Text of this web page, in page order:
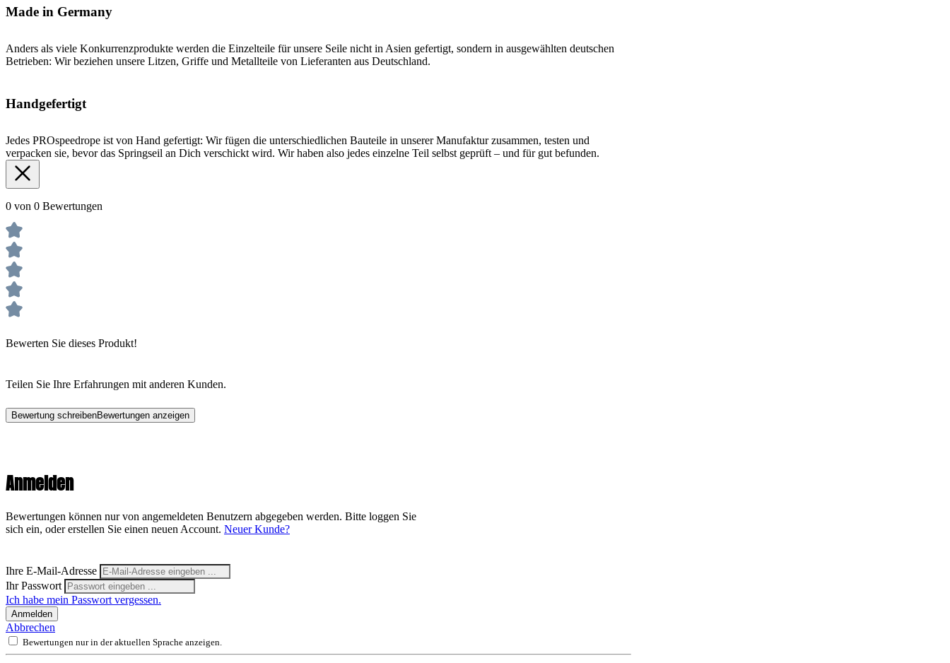
Made in Germany
Anders als viele Konkurrenzprodukte werden die Einzelteile für unsere Seile nicht in Asien gefertigt, sondern in ausgewählten deutschen
Betrieben: Wir beziehen unsere Litzen, Griffe und Metallteile von Lieferanten aus Deutschland.
Handgefertigt
Jedes PROspeedrope ist von Hand gefertigt: Wir fügen die unterschiedlichen Bauteile in unserer Manufaktur zusammen, testen und
verpacken sie, bevor das Springseil an Dich verschickt wird. Wir haben also jedes einzelne Teil selbst geprüft – und für gut befunden.
0 von 0 Bewertungen
Bewerten Sie dieses Produkt!
Teilen Sie Ihre Erfahrungen mit anderen Kunden.
Bewertung schreibenBewertungen anzeigen
Anmelden
Bewertungen können nur von angemeldeten Benutzern abgegeben werden. Bitte loggen Sie
sich ein, oder erstellen Sie einen neuen Account. Neuer Kunde?
Ihre E-Mail-Adresse
Ihr Passwort
Ich habe mein Passwort vergessen.
Anmelden
Abbrechen
Bewertungen nur in der aktuellen Sprache anzeigen.